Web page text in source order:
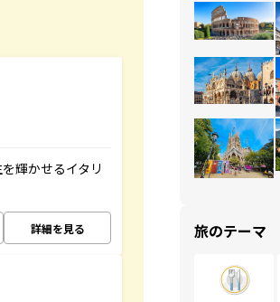
輝かせるイタリ
詳細を見る 旅のテーマ